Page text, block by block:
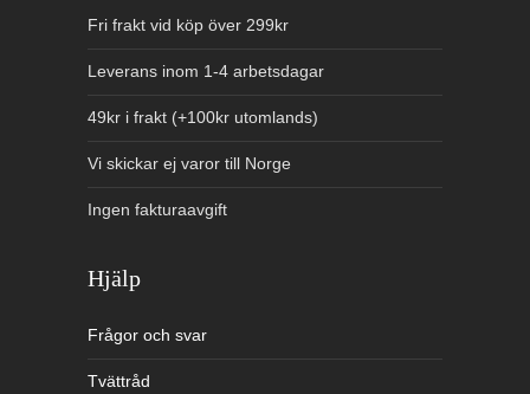
Fri frakt vid köp över 299kr
Leverans inom 1-4 arbetsdagar
49kr i frakt (+100kr utomlands)
Vi skickar ej varor till Norge
Ingen fakturaavgift
Hjälp
Frågor och svar
Tvättråd